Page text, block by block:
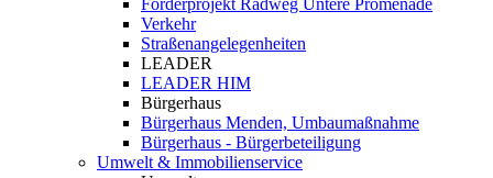
Förderprojekt Radweg Untere Promenade
Verkehr
Straßenangelegenheiten
LEADER
LEADER HIM
Bürgerhaus
Bürgerhaus Menden, Umbaumaßnahme
Bürgerhaus - Bürgerbeteiligung
Umwelt & Immobilienservice